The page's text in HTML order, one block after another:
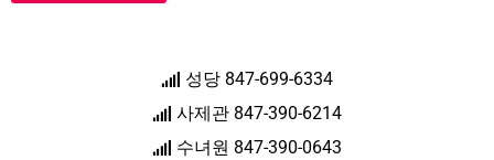
성당 847-699-6334
사제관 847-390-6214
수녀원 847-390-0643